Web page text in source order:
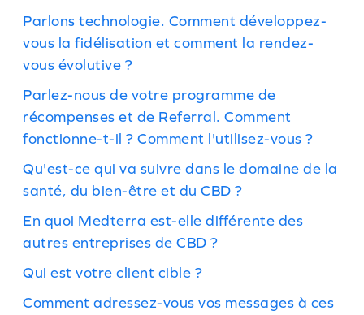
Parlons technologie. Comment développez-
vous la fidélisation et comment la rendez-
vous évolutive ?
Parlez-nous de votre programme de
récompenses et de Referral. Comment
fonctionne-t-il ? Comment l'utilisez-vous ?
Qu'est-ce qui va suivre dans le domaine de la
santé, du bien-être et du CBD ?
En quoi Medterra est-elle différente des
autres entreprises de CBD ?
Qui est votre client cible ?
Comment adressez-vous vos messages à ces